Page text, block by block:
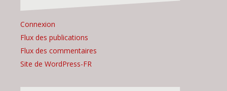
Connexion
Flux des publications
Flux des commentaires
Site de WordPress-FR